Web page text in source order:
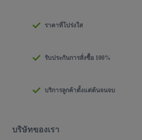
ราคาที่โปร่งใส
รับประกันการสั่งซื้อ 100%
บริการลูกค้าตั้งแต่ต้นจนจบ
บริษัทของเรา